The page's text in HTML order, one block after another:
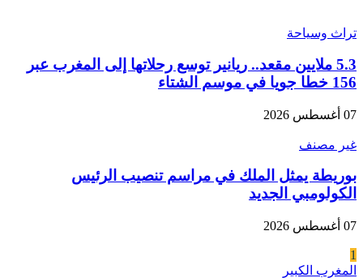
تراث وسياحة
5.3 ملايين مقعد.. ريانير توسع رحلاتها إلى المغرب عبر
156 خطا جويا في موسم الشتاء
07 أغسطس 2026
غير مصنف
بوريطة يمثل الملك في مراسم تنصيب الرئيس
الكولومبي الجديد
07 أغسطس 2026
1
المغرب الكبير